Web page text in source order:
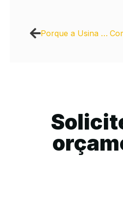
Porque a Usina de Asfalto é Fundamental para a Construção de Rodovias